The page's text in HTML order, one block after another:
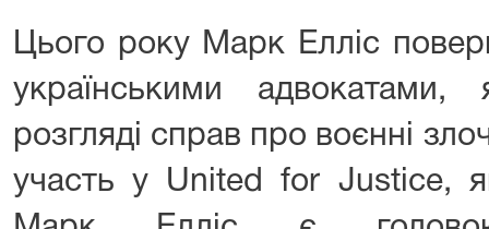
Цього року Марк Елліс
українськими
розгляді справ про воєнні
участь у United for Justice,